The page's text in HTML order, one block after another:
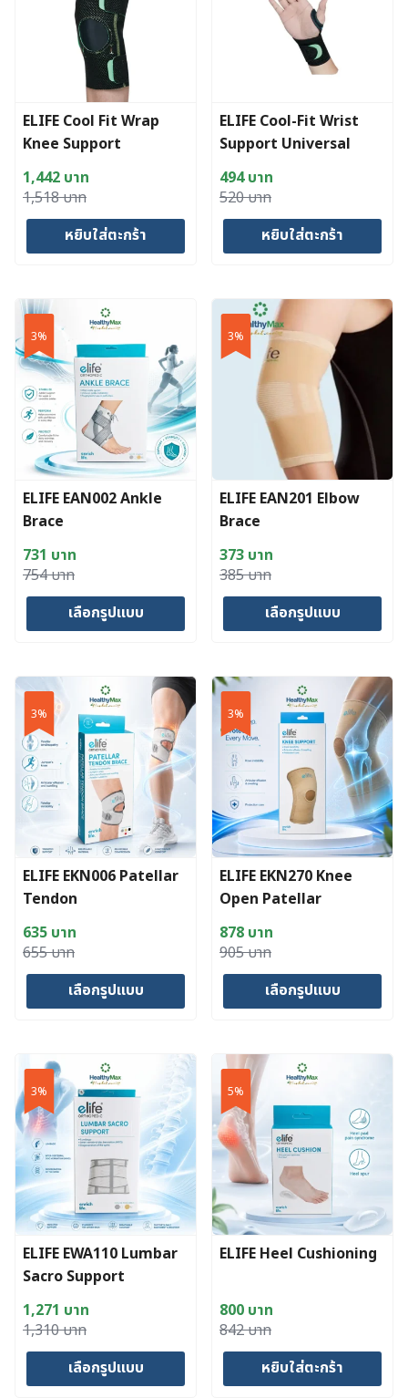
on
the
product
page
ELIFE Cool Fit Wrap
Knee Support
1,518บาท
Original
price
1,442 บาท
Current
price
หยิบใส่ตะกร้า
ELIFE Cool-Fit Wrist
Support Universal
520บาท
Original
price
494บาท
Current
price
หยิบใส่ตะกร้า
3%
ELIFE EAN002 Ankle
Brace
754บาท
Original
price
731 บาท
Current
price
เลือกรูปแบบ
product
has
multiple
variants.
The
options
may
chosen
on
the
product
page
3%
ELIFE EAN201 Elbow
Brace
385บาท
Original
price
373 บาท
Current
price
เลือกรูปแบบ
product
has
multiple
variants.
The
options
may
be
chosen
on
the
product
page
3%
ELIFE EKN006 Patellar
Tendon
655บาท
Original
price
635 บาท
Current
price
เลือกรูปแบบ
has
multiple
variants.
The
options
may
be
chosen
on
the
product
page
3%
ELIFE EKN270 Knee
Open Patellar
905บาท
Original
price
878 บาท
Current
price
เลือกรูปแบบ
product
has
multiple
variants.
The
options
may
be
chosen
on
product
page
3%
ELIFE EWA110 Lumbar
Sacro Support
1,310บาท
Original
price
1,271 บาท
Current
price
เลือกรูปแบบ
5%
ELIFE Heel Cushioning
842บาท
Original
price
800 บาท
Current
price
หยิบใส่ตะกร้า